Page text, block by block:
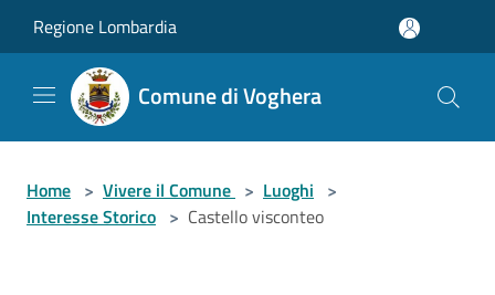
Regione Lombardia
Comune di Voghera
Home > Vivere il Comune > Luoghi >
Interesse Storico > Castello visconteo